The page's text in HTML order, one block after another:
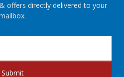
offers directly delivered to your
Submit